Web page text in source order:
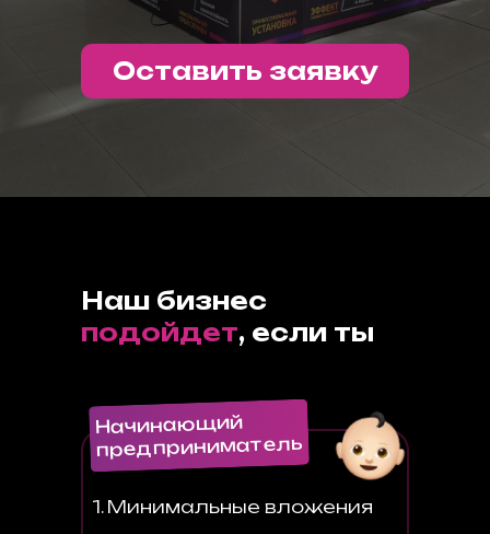
Оставить заявку
Наш бизнес
подойдет, если ты
1. Минимальные вложения
Начинающий
предприниматель